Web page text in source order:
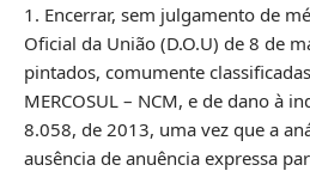
1. Encerrar, sem julgamento de
Oficial da União (D.O.U) de 8 de
pintados, comumente
MERCOSUL – NCM, e de dano à
8.058, de 2013, uma vez que a
ausência de anuência expressa